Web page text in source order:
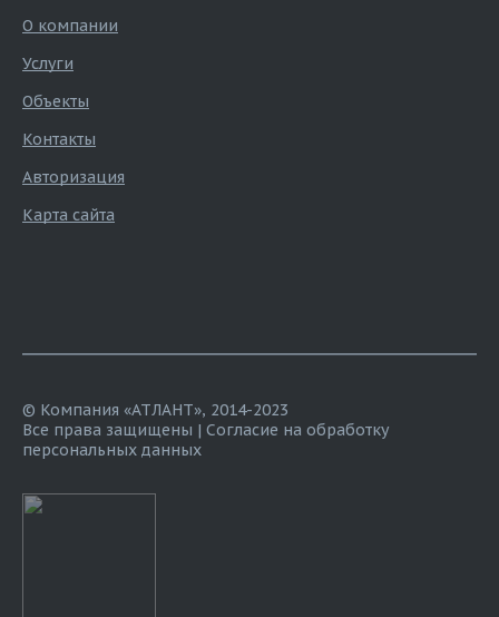
О компании
Услуги
Объекты
Контакты
Авторизация
Карта сайта
© Компания «АТЛАНТ», 2014-2023
Все права защищены | Согласие на обработку
персональных данных